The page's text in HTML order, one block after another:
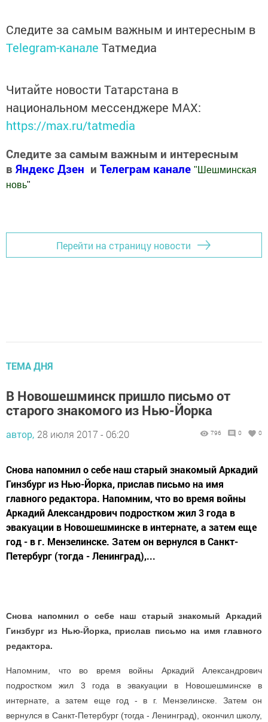
Следите за самым важным и интересным в
Telegram-канале Татмедиа
Читайте новости Татарстана в
национальном мессенджере MАХ:
https://max.ru/tatmedia
Следите за самым важным и интересным
в Яндекс Дзен и Телеграм канале " Шешминская
новь"
Перейти на страницу новости
ТЕМА ДНЯ
В Новошешминск пришло письмо от
старого знакомого из Нью-Йорка
автор, 28 июля 2017 - 06:20 796 0 0
Снова напомнил о себе наш старый знакомый Аркадий
Гинзбург из Нью-Йорка, прислав письмо на имя
главного редактора. Напомним, что во время войны
Аркадий Александрович подростком жил 3 года в
эвакуации в Новошешминске в интернате, а затем еще
год - в г. Мензелинске. Затем он вернулся в Санкт-
Петербург (тогда - Ленинград),...
Снова напомнил о себе наш старый знакомый Аркадий
Гинзбург из Нью-Йорка, прислав письмо на имя главного
редактора.
Напомним, что во время войны Аркадий Александрович
подростком жил 3 года в эвакуации в Новошешминске в
интернате, а затем еще год - в г. Мензелинске. Затем он
вернулся в Санкт-Петербург (тогда - Ленинград), окончил школу,